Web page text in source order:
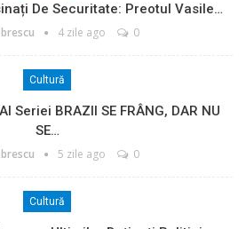
De Securitate: Preotul Vasile…
4 zile ago 0
Cultură
Seriei BRAZII SE FRÂNG, DAR NU
SE…
5 zile ago 0
Cultură